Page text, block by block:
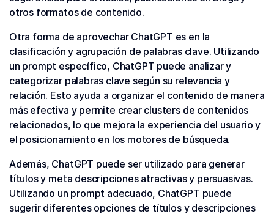
otros formatos de contenido.
Otra forma de aprovechar ChatGPT es en la
clasificación y agrupación de palabras clave. Utilizando
un prompt específico, ChatGPT puede analizar y
categorizar palabras clave según su relevancia y
relación. Esto ayuda a organizar el contenido de manera
más efectiva y permite crear clusters de contenidos
relacionados, lo que mejora la experiencia del usuario y
el posicionamiento en los motores de búsqueda.
Además, ChatGPT puede ser utilizado para generar
títulos y meta descripciones atractivas y persuasivas.
Utilizando un prompt adecuado, ChatGPT puede
sugerir diferentes opciones de títulos y descripciones